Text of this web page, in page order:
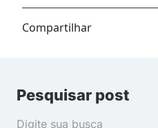
Compartilhar
Pesquisar post